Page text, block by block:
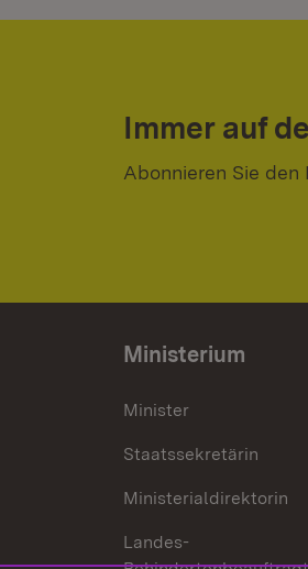
Immer auf
Abonnieren Sie den
Ministerium
Minister
Staatssekretärin
Ministerialdirektorin
Landes-